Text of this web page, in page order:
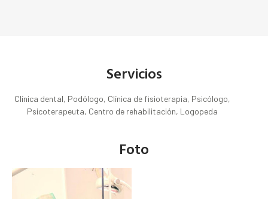
Servicios
Clínica dental, Podólogo, Clínica de fisioterapia, Psicólogo,
Psicoterapeuta, Centro de rehabilitación, Logopeda
Foto